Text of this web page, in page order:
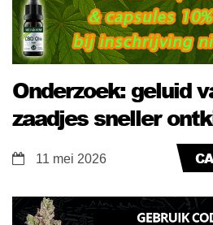
Onderzoek: geluid
zaadjes sneller
11 mei 2026